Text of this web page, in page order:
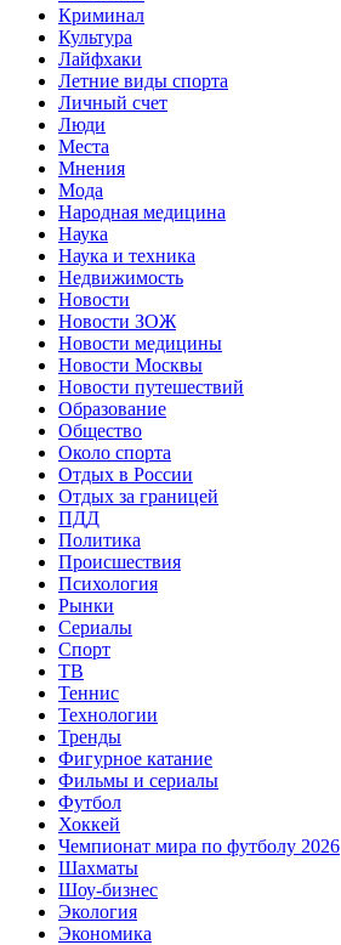
Криминал
Культура
Лайфхаки
Летние виды спорта
Личный счет
Люди
Места
Мнения
Мода
Народная медицина
Наука
Наука и техника
Недвижимость
Новости
Новости ЗОЖ
Новости медицины
Новости Москвы
Новости путешествий
Образование
Общество
Около спорта
Отдых в России
Отдых за границей
ПДД
Политика
Происшествия
Психология
Рынки
Сериалы
Спорт
ТВ
Теннис
Технологии
Тренды
Фигурное катание
Фильмы и сериалы
Футбол
Хоккей
Чемпионат мира по футболу 2026
Шахматы
Шоу-бизнес
Экология
Экономика